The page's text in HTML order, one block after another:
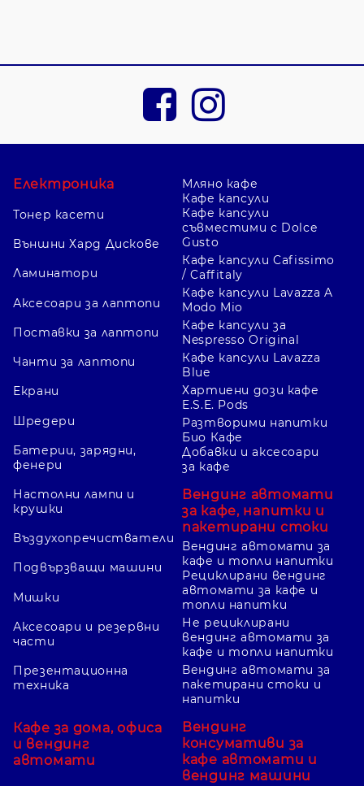
Електроника
Тонер касети
Външни Хард Дискове
Ламинатори
Аксесоари за лаптопи
Поставки за лаптопи
Чанти за лаптопи
Екрани
Шредери
Батерии, зарядни,
фенери
Настолни лампи и
крушки
Въздухопречистватели
Подвързващи машини
Мишки
Аксесоари и резервни
части
Презентационна
техника
Кафе за дома, офиса
и вендинг
автомати
Мляно кафе
Кафе капсули
Кафе капсули
съвместими с Dolce
Gusto
Кафе капсули Cafissimo
/ Caffitaly
Кафе капсули Lavazza A
Modo Mio
Кафе капсули за
Nespresso Original
Кафе капсули Lavazza
Blue
Хартиени дози кафе
E.S.E. Pods
Разтворими напитки
Био Кафе
Добавки и аксесоари
за кафе
Вендинг автомати
за кафе, напитки и
пакетирани стоки
Вендинг автомати за
кафе и топли напитки
Рециклирани вендинг
автомати за кафе и
топли напитки
Не рециклирани
вендинг автомати за
кафе и топли напитки
Вендинг автомати за
пакетирани стоки и
напитки
Вендинг
консумативи за
кафе автомати и
вендинг машини